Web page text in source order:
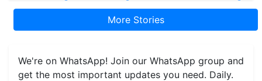
More Stories
We're on WhatsApp! Join our WhatsApp group and
get the most important updates you need. Daily.